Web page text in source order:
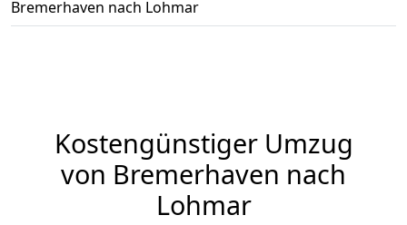
Bremerhaven nach Lohmar
Kostengünstiger Umzug
von Bremerhaven nach
Lohmar